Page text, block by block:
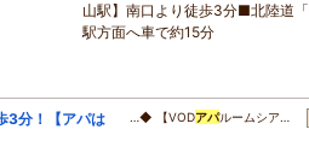
山駅】南口より徒歩3分■北陸道
駅方面へ車で約15分
3分！【アパは
…◆ 【VODアパルームシア…